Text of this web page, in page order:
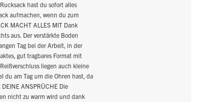
hast du sofort alles
aufmachen, wenn du zum
MACHT ALLES MIT Dank
aus. Der verstärkte Boden
Tag bei der Arbeit, in der
gut tragbares Format mit
liegen auch kleine
du am Tag um die Ohren hast, da
ANSPRÜCHE Die
nicht zu warm wird und dank